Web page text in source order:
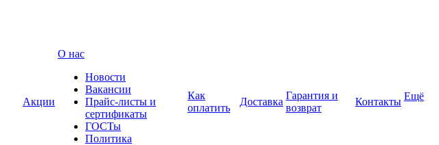
Акции
О нас
Новости
Вакансии
Прайс-листы и
сертификаты
ГОСТы
Политика
Как
оплатить
Доставка
Гарантия и
возврат
Контакты Ещё